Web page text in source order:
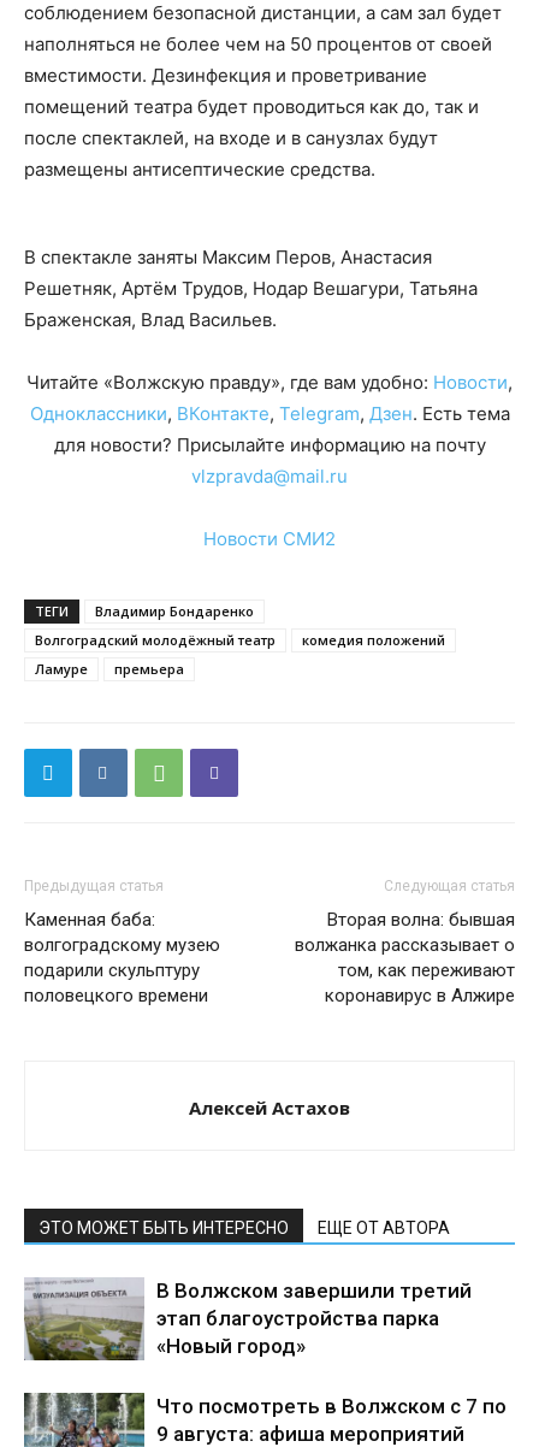
соблюдением безопасной дистанции, а сам зал будет
наполняться не более чем на 50 процентов от своей
вместимости. Дезинфекция и проветривание
помещений театра будет проводиться как до, так и
после спектаклей, на входе и в санузлах будут
размещены антисептические средства.
В спектакле заняты Максим Перов, Анастасия
Решетняк, Артём Трудов, Нодар Вешагури, Татьяна
Браженская, Влад Васильев.
Читайте «Волжскую правду», где вам удобно: Новости,
Одноклассники, ВКонтакте, Telegram, Дзен. Есть тема
для новости? Присылайте информацию на почту
vlzpravda@mail.ru
Новости СМИ2
ТЕГИ
Владимир Бондаренко
Волгоградский молодёжный театр
комедия положений
Ламуре
премьера
Предыдущая статья
Каменная баба:
волгоградскому музею
подарили скульптуру
половецкого времени
Следующая статья
Вторая волна: бывшая
волжанка рассказывает о
том, как переживают
коронавирус в Алжире
Алексей Астахов
ЭТО МОЖЕТ БЫТЬ ИНТЕРЕСНО ЕЩЕ ОТ АВТОРА
В Волжском завершили третий
этап благоустройства парка
«Новый город»
Что посмотреть в Волжском с 7 по
9 августа: афиша мероприятий